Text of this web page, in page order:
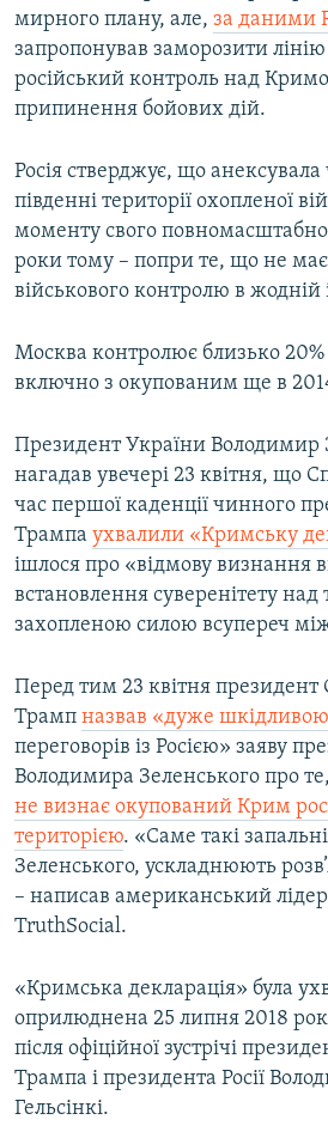
мирного плану, але, за даними
запропонував заморозити
російський контроль над
припинення бойових дій.
Росія стверджує, що анексувала
південні території охопленої
моменту свого
роки тому – попри те, що не
військового контролю в жодній
Москва контролює близько 20%
включно з окупованим ще в
Президент України Володимир
нагадав увечері 23 квітня, що
час першої каденції чинного
Трампа ухвалили «Кримську
ішлося про «відмову визнання
встановлення суверенітету над
захопленою силою всупереч
Перед тим 23 квітня
Трамп назвав «дуже шкідливою
переговорів із Росією» заяву
Володимира Зеленського про
не визнає окупований Крим
територією. «Саме такі
Зеленського, ускладнюють
– написав американський
TruthSocial.
«Кримська декларація» була
оприлюднена 25 липня 2018
після офіційної зустрічі
Трампа і президента Росії
Гельсінкі.